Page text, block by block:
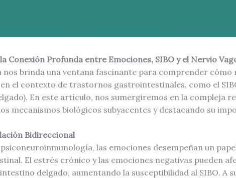
Conexión Profunda entre Emociones, SIBO y el Nervio
brinda una ventana fascinante para comprender
el contexto de trastornos gastrointestinales, como el
En este artículo, nos sumergiremos en la compleja
mecanismos biológicos subyacentes y destacando su
Bidireccional
las emociones desempeñan un
El estrés crónico y las emociones negativas pueden
delgado, aumentando la susceptibilidad al SIBO. A